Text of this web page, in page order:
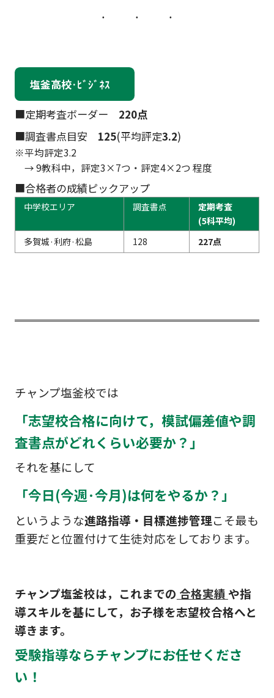
塩釜高校·ﾋﾞｼﾞﾈｽ
■定期考査ボーダー 220点
■調査書点目安 125(平均評定3.2)
※平均評定3.2
→ 9教科中，評定3×7つ・評定4×2つ 程度
■合格者の成績ピックアップ
中学校エリア 調査書点
定期考査
(5科平均)
多賀城·利府·松島
128 227点
チャンプ塩釜校では
「志望校合格に向けて，模試偏差値や調
査書点がどれくらい必要か？」
それを基にして
「今日(今週·今月)は何をやるか？」
というような進路指導・目標進捗管理こそ最も
重要だと位置付けて生徒対応をしております。
チャンプ塩釜校は，これまでの 合格実績 や指
導スキルを基にして，お子様を志望校合格へと
導きます。
受験指導ならチャンプにお任せくださ
い！